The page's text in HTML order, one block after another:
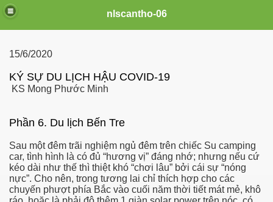
nlscantho-06
15/6/2020
KÝ SỰ DU LỊCH HẬU COVID-19
KS Mong Phước Minh
Phần 6. Du lịch Bến Tre
Sau một đêm trãi nghiệm ngủ đêm trên chiếc Su camping
car, tình hình là có đủ “hương vị” đáng nhớ; nhưng nếu cứ
kéo dài như thế thì thiệt khó “chơi lâu” bởi cái sự “nóng
nực”. Cho nên, trong tương lai chỉ thích hợp cho các
chuyến phượt phía Bắc vào cuối năm thời tiết mát mẻ, khô
em